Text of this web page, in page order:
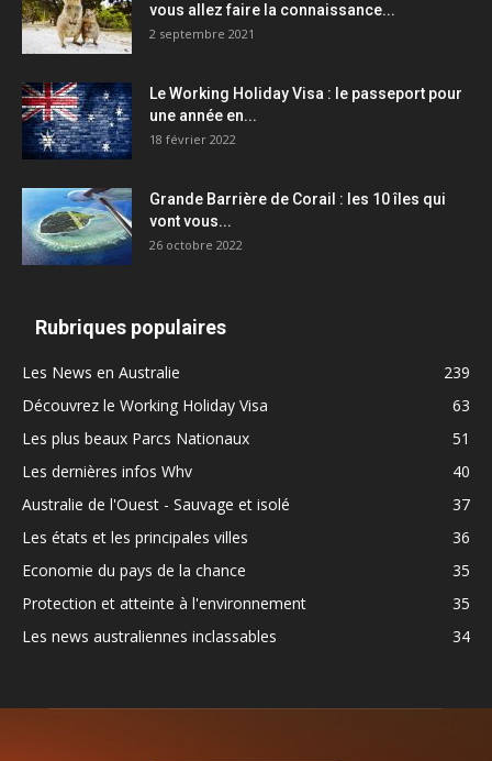
vous allez faire la connaissance...
2 septembre 2021
Le Working Holiday Visa : le passeport pour
une année en...
18 février 2022
Grande Barrière de Corail : les 10 îles qui
vont vous...
26 octobre 2022
Rubriques populaires
Les News en Australie
239
Découvrez le Working Holiday Visa
63
Les plus beaux Parcs Nationaux
51
Les dernières infos Whv
40
Australie de l'Ouest - Sauvage et isolé
37
Les états et les principales villes
36
Economie du pays de la chance
35
Protection et atteinte à l'environnement
35
Les news australiennes inclassables
34